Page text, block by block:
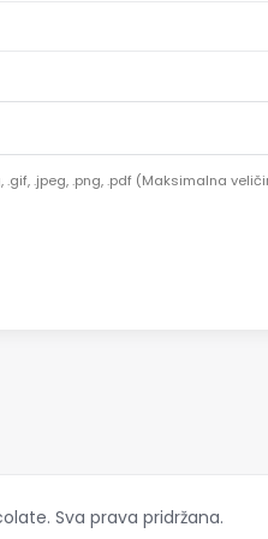
.jpeg, .png, .pdf (Maksimalna
Sva prava pridržana.